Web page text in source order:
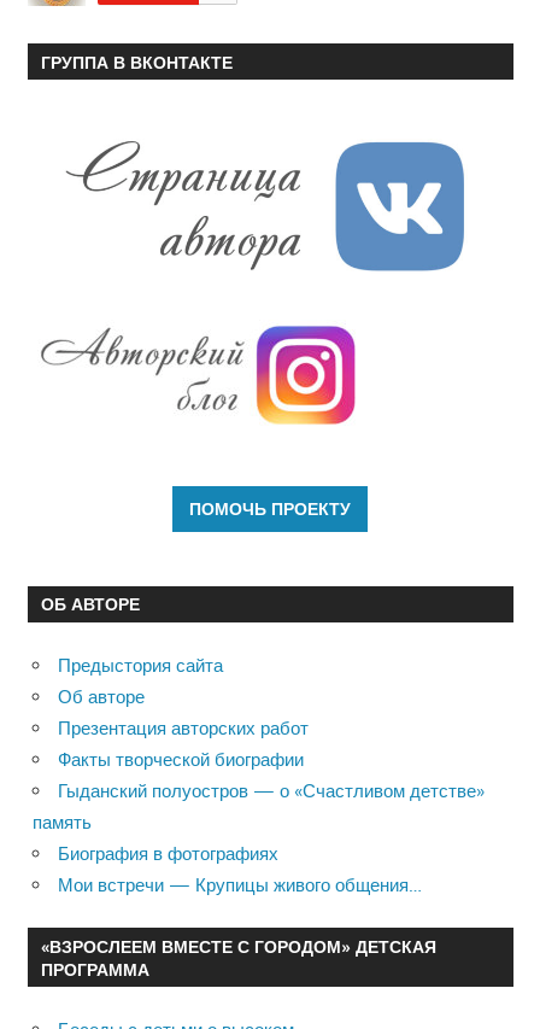
ГРУППА В ВКОНТАКТЕ
ОБ АВТОРЕ
Предыстория сайта
Об авторе
Презентация авторских работ
Факты творческой биографии
Гыданский полуостров — о «Счастливом детстве»
память
Биография в фотографиях
Мои встречи — Крупицы живого общения…
«ВЗРОСЛЕЕМ ВМЕСТЕ С ГОРОДОМ» ДЕТСКАЯ
ПРОГРАММА